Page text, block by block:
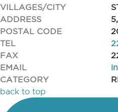
VILLAGES/CITY
ADDRESS
POSTAL CODE
TEL
FAX
EMAIL
CATEGORY
back to top